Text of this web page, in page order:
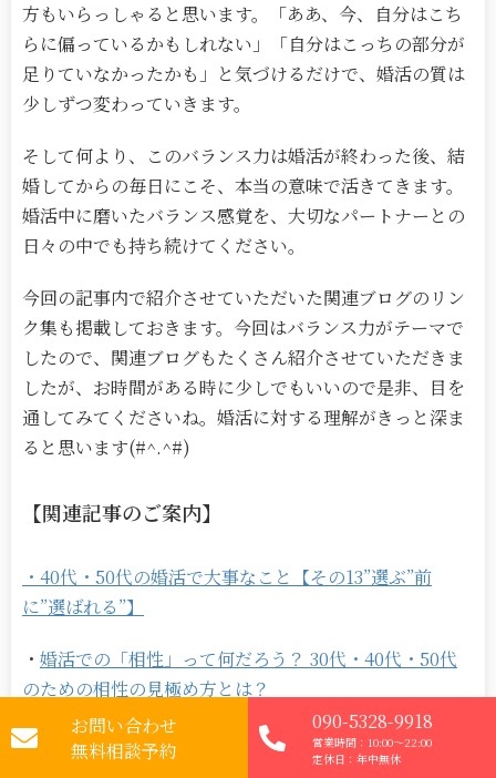
方もいらっしゃると思います。「ああ、今、自分はこち
らに偏っているかもしれない」「自分はこっちの部分が
足りていなかったかも」と気づけるだけで、婚活の質は
少しずつ変わっていきます。
そして何より、このバランス力は婚活が終わった後、結
婚してからの毎日にこそ、本当の意味で活きてきます。
婚活中に磨いたバランス感覚を、大切なパートナーとの
日々の中でも持ち続けてください。
今回の記事内で紹介させていただいた関連ブログのリン
ク集も掲載しておきます。今回はバランス力がテーマで
したので、関連ブログもたくさん紹介させていただきま
したが、お時間がある時に少しでもいいので是非、目を
通してみてくださいね。婚活に対する理解がきっと深ま
ると思います(#^.^#)
【関連記事のご案内】
・40代・50代の婚活で大事なこと【その13”選ぶ”前
に”選ばれる”】
・ 婚活での「相性」って何だろう？ 30代・40代・50代
のための相性の見極め方とは？
・ ご縁を大切にする婚活とは？ 出会いを本物のご縁にす
お問い合わせ
無料相談予約
090-5328-9918
営業時間：10:00～22:00
定休日：年中無休